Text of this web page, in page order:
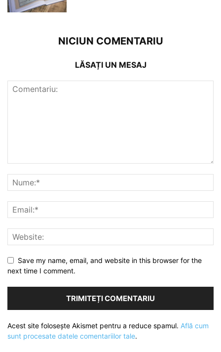
NICIUN COMENTARIU
LĂSAȚI UN MESAJ
Save my name, email, and website in this browser for the
next time I comment.
Acest site folosește Akismet pentru a reduce spamul. Află cum
sunt procesate datele comentariilor tale.